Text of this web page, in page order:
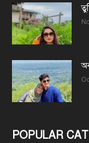
POPULAR